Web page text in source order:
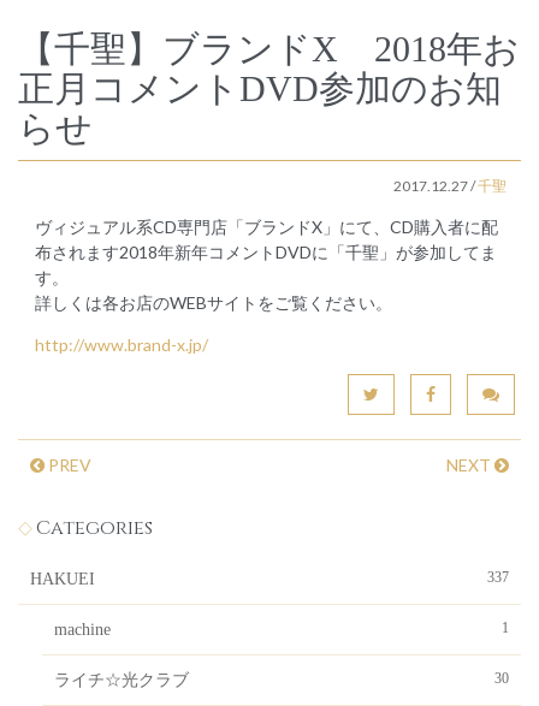
【千聖】ブランドX 2018年お
正月コメントDVD参加のお知
らせ
2017.12.27/千聖
ヴィジュアル系CD専門店「ブランドX」にて、CD購入者に配
布されます2018年新年コメントDVDに「千聖」が参加してま
す。
詳しくは各お店のWEBサイトをご覧ください。
http://www.brand-x.jp/
PREV NEXT
Categories
HAKUEI 337
machine 1
ライチ☆光クラブ 30